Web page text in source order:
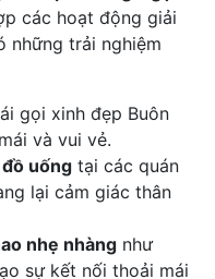
các hoạt động giải
những trải nghiệm
gọi xinh đẹp Buôn
và vui vẻ.
uống tại các quán
lại cảm giác thân
nhẹ nhàng như
sự kết nối thoải mái